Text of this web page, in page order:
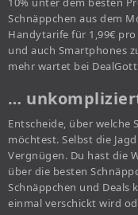
Schnäppchen aus dem
Handytarife für 1,99€
und auch Smartphones
mehr wartet bei
…
Entscheide, über welche
möchtest. Selbst die
Vergnügen. Du hast die
über die besten
Schnäppchen und Deals
einmal verschickt wird